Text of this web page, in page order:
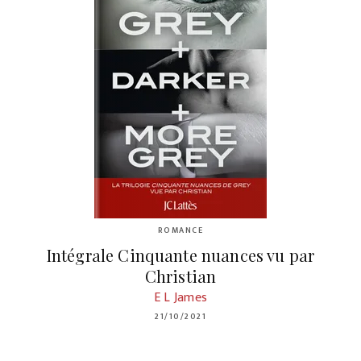
ROMANCE
Intégrale Cinquante nuances vu par
Christian
E L James
21/10/2021